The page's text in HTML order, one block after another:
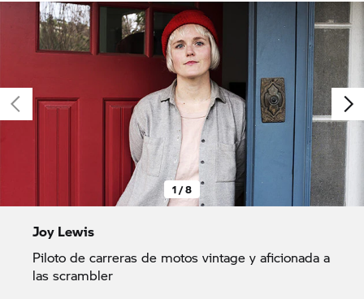
1 / 8
Joy Lewis
Piloto de carreras de motos vintage y aficionada a
las scrambler